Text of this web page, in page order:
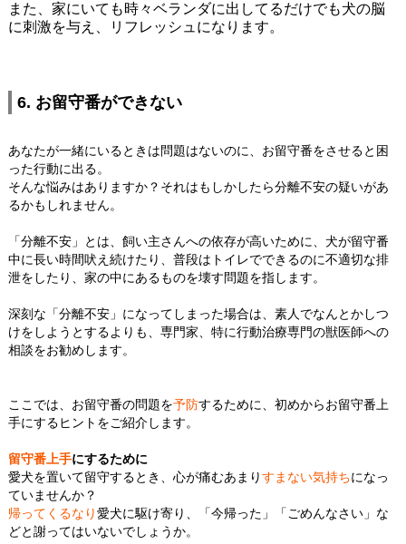
また、家にいても時々ベランダに出してるだけでも犬の脳
に刺激を与え、リフレッシュになります。
6. お留守番ができない
あなたが一緒にいるときは問題はないのに、お留守番をさせると困
った行動に出る。
そんな悩みはありますか？それはもしかしたら分離不安の疑いがあ
るかもしれません。
「分離不安」とは、飼い主さんへの依存が高いために、犬が留守番
中に長い時間吠え続けたり、普段はトイレでできるのに不適切な排
泄をしたり、家の中にあるものを壊す問題を指します。
深刻な「分離不安」になってしまった場合は、素人でなんとかしつ
けをしようとするよりも、専門家、特に行動治療専門の獣医師への
相談をお勧めします。
ここでは、お留守番の問題を予防するために、初めからお留守番上
手にするヒントをご紹介します。
留守番上手にするために
愛犬を置いて留守するとき、心が痛むあまりすまない気持ちになっ
ていませんか？
帰ってくるなり愛犬に駆け寄り、「今帰った」「ごめんなさい」な
どと謝ってはいないでしょうか。